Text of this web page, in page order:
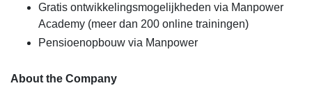
Gratis ontwikkelingsmogelijkheden via Manpower
Academy (meer dan 200 online trainingen)
Pensioenopbouw via Manpower
About the Company